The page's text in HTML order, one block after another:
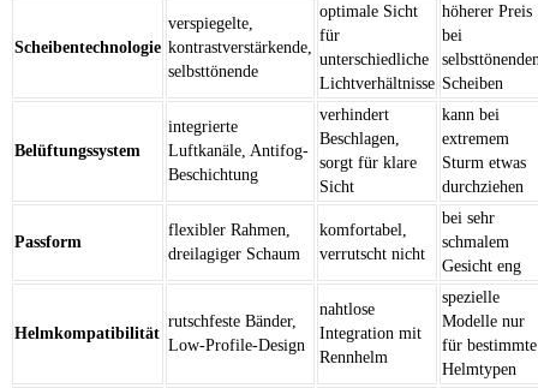
Scheibentechnologie
verspiegelte,
kontrastverstärkende,
selbsttönende
optimale Sicht
für
unterschiedliche
Lichtverhältnisse
höherer Preis
bei
Scheiben
Belüftungssystem
integrierte
Luftkanäle, Antifog-
Beschichtung
verhindert
Beschlagen,
sorgt für klare
Sicht
kann bei
extremem
Sturm etwas
durchziehen
Passform
flexibler Rahmen,
dreilagiger Schaum
komfortabel,
verrutscht nicht
bei sehr
schmalem
Gesicht eng
Helmkompatibilität
rutschfeste Bänder,
Low-Profile-Design
nahtlose
Integration mit
Rennhelm
spezielle
Modelle nur
für bestimmte
Helmtypen